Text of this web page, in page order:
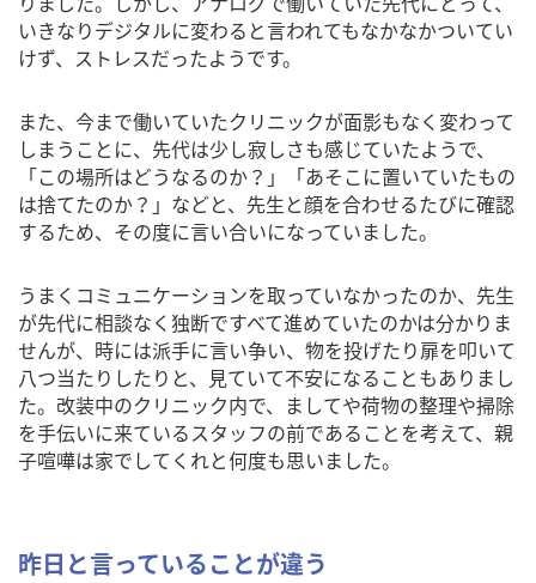
いきなりデジタルに変わると言われてもなかなかついてい
けず、ストレスだったようです。
また、今まで働いていたクリニックが面影もなく変わって
しまうことに、先代は少し寂しさも感じていたようで、
「この場所はどうなるのか？」「あそこに置いていたもの
は捨てたのか？」などと、先生と顔を合わせるたびに確認
するため、その度に言い合いになっていました。
うまくコミュニケーションを取っていなかったのか、先生
が先代に相談なく独断ですべて進めていたのかは分かりま
せんが、時には派手に言い争い、物を投げたり扉を叩いて
八つ当たりしたりと、見ていて不安になることもありまし
た。改装中のクリニック内で、ましてや荷物の整理や掃除
を手伝いに来ているスタッフの前であることを考えて、親
子喧嘩は家でしてくれと何度も思いました。
昨日と言っていることが違う